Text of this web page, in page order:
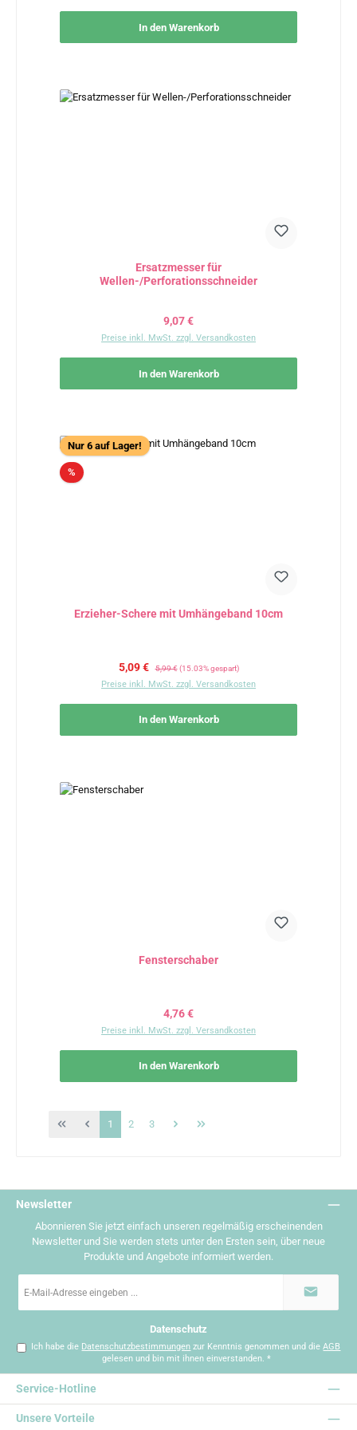
In den Warenkorb
Ersatzmesser für
Wellen-/Perforationsschneider
Regulärer Preis:
9,07 €
Preise inkl. MwSt. zzgl. Versandkosten
In den Warenkorb
Nur 6 auf Lager!
%Rabatt
Erzieher-Schere mit Umhängeband 10cm
Verkaufspreis:
5,09 € Regulärer Preis:
5,99 € (15.03% gespart)
Preise inkl. MwSt. zzgl. Versandkosten
In den Warenkorb
Fensterschaber
Regulärer Preis:
4,76 €
Preise inkl. MwSt. zzgl. Versandkosten
In den Warenkorb
Seite
1 Seite
2 Seite
3
Newsletter
Abonnieren Sie jetzt einfach unseren regelmäßig erscheinenden
Newsletter und Sie werden stets unter den Ersten sein, über neue
Produkte und Angebote informiert werden.
Mail-
Datenschutz
Ich habe die Datenschutzbestimmungen zur Kenntnis genommen und dieAGB
gelesen und bin mit ihnen einverstanden. *
Service-Hotline
Unsere Vorteile